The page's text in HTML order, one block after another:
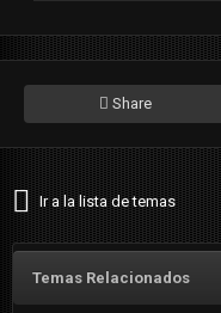
Share
Ir a la lista de temas
Temas Relacionados